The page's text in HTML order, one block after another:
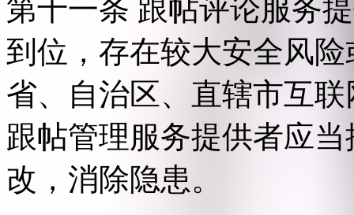
第十一条 跟帖评论服务
到位，存在较大安全风
省、自治区、直辖市互
跟帖管理服务提供者应
改，消除隐患。